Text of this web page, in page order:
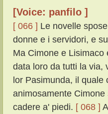
[Voice: panfilo ]
[ 066 ] Le novelle
donne e i servidori, e
Ma Cimone e
data loro da tutti la via,
lor Pasimunda, il quale
animosamente
cadere a' piedi. [ 068 ]